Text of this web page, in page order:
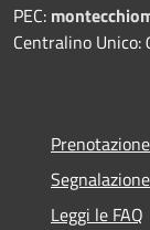
PEC:
Centralino
Leggi le FAQ